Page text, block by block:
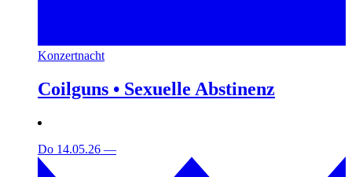
Konzertnacht
Coilguns • Sexuelle Abstinenz
Do 14.05.26 —